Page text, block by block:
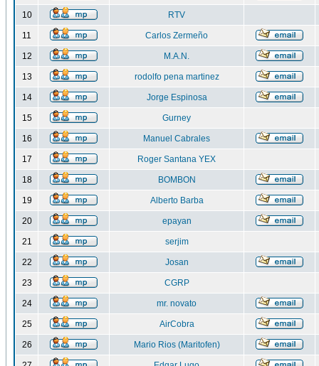
10 RTV
11 Carlos Zermeño
12 M.A.N.
13 rodolfo pena martinez
14 Jorge Espinosa
15 Gurney
16 Manuel Cabrales
17 Roger Santana YEX
18 BOMBON
19 Alberto Barba
20 epayan
21 serjim
22 Josan
23 CGRP
24 mr. novato
25 AirCobra
26 Mario Rios (Maritofen)